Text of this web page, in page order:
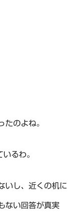
たのよね。
るわ。
いし、近くの机に
ない回答が真実